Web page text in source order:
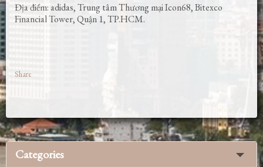
Địa điểm: adidas, Trung tâm Thương mại Icon68, Bitexco
Financial Tower, Quận 1, TP.HCM.
Share
Categories